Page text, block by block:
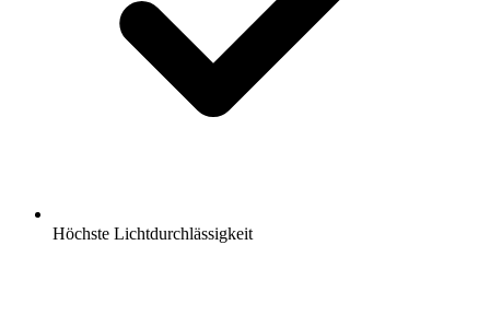
Höchste Lichtdurchlässigkeit